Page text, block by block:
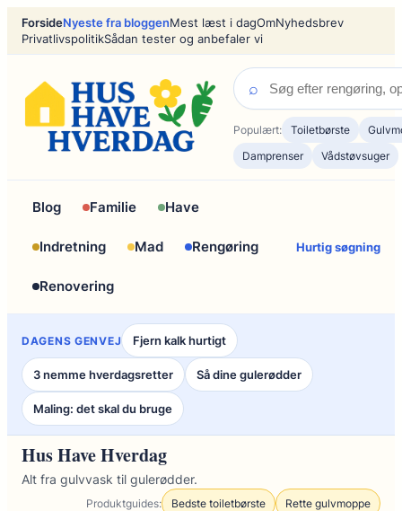
Spring
ForsideNyeste fra bloggenMest læst i dagOmNyhedsbrev
PrivatlivspolitikSådan tester og anbefaler vi
⌕
Populært: Toiletbørste
Damprenser
Vådstøvsuger
Blog Familie Have
Indretning Mad Rengøring
Renovering
Hurtig søgning
DAGENS GENVEJ Fjern kalk hurtigt
3 nemme hverdagsretter Så dine gulerødder
Maling: det skal du bruge
Hus Have Hverdag
Alt fra gulvvask til gulerødder.
Produktguides: Bedste toiletbørste Rette gulvmoppe